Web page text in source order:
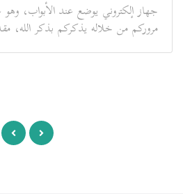
جهاز إلكتروني يوضع عند الأبواب، وهو
مروركم من خلاله يذكركم بذكر الله،